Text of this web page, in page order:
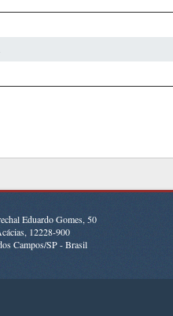
Eduardo Gomes, 50
12228-900
Campos/SP - Brasil